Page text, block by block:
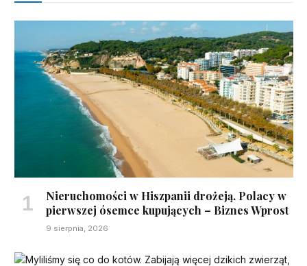
Nieruchomości w Hiszpanii drożeją. Polacy w
pierwszej ósemce kupujących – Biznes Wprost
9 sierpnia, 2026